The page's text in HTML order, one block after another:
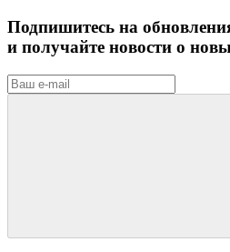
Подпишитесь на
и получайте новости о